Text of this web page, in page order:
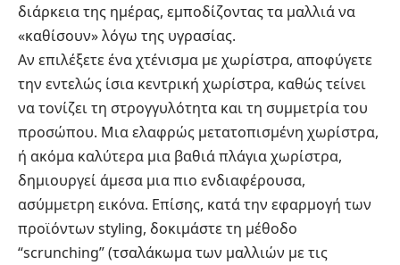
διάρκεια της ημέρας, εμποδίζοντας τα μαλλιά να
«καθίσουν» λόγω της υγρασίας.
Αν επιλέξετε ένα χτένισμα με χωρίστρα, αποφύγετε
την εντελώς ίσια κεντρική χωρίστρα, καθώς τείνει
να τονίζει τη στρογγυλότητα και τη συμμετρία του
προσώπου. Μια ελαφρώς μετατοπισμένη χωρίστρα,
ή ακόμα καλύτερα μια βαθιά πλάγια χωρίστρα,
δημιουργεί άμεσα μια πιο ενδιαφέρουσα,
ασύμμετρη εικόνα. Επίσης, κατά την εφαρμογή των
προϊόντων styling, δοκιμάστε τη μέθοδο
“scrunching” (τσαλάκωμα των μαλλιών με τις